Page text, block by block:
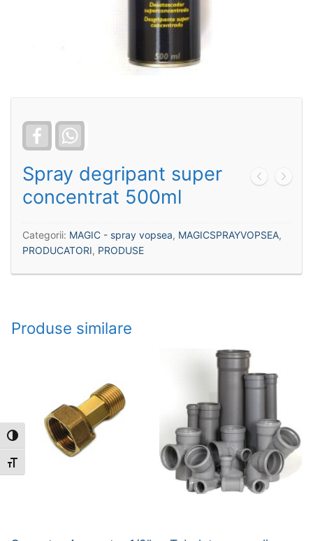
Toggle High Contrast
Toggle Font size
Facebook
Spray degripant super
concentrat 500ml
Categorii: MAGIC - spray vopsea, MAGICSPRAYVOPSEA,
PRODUCATORI, PRODUSE
Produse similare